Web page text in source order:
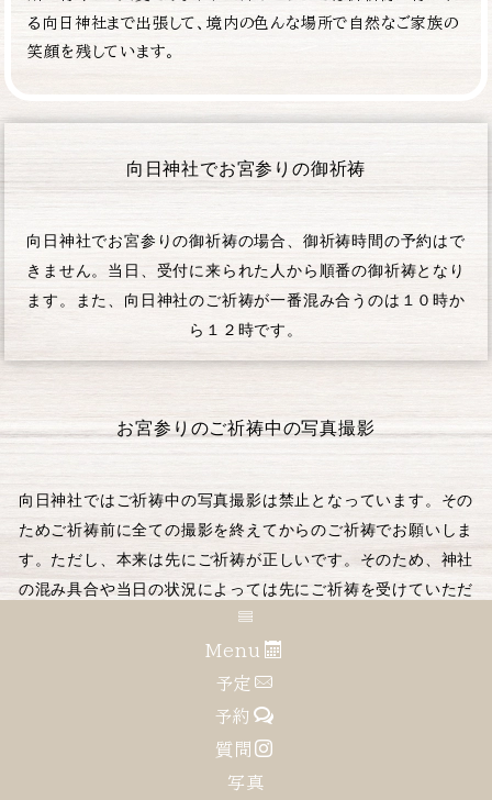
る向日神社まで出張して、境内の色んな場所で自然なご家族の
笑顔を残しています。
向日神社でお宮参りの御祈祷
向日神社でお宮参りの御祈祷の場合、御祈祷時間の予約はで
きません。当日、受付に来られた人から順番の御祈祷となり
ます。また、向日神社のご祈祷が一番混み合うのは１０時か
ら１２時です。
お宮参りのご祈祷中の写真撮影
向日神社ではご祈祷中の写真撮影は禁止となっています。その
ためご祈祷前に全ての撮影を終えてからのご祈祷でお願いしま
す。ただし、本来は先にご祈祷が正しいです。そのため、神社
の混み具合や当日の状況によっては先にご祈祷を受けていただ
く事もあります。最新の状況は向日神社に直接お問合せくださ
い。
向日神社
向日神社の問い合わせ先
Menu
予定
予約
質問
写真